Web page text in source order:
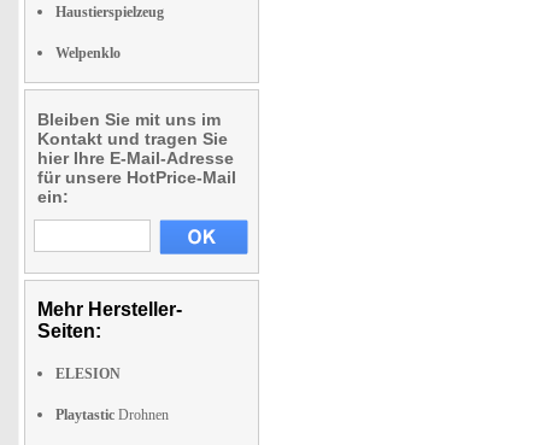
Haustierspielzeug
Welpenklo
Bleiben Sie mit uns im
Kontakt und tragen Sie
hier Ihre E-Mail-Adresse
für unsere HotPrice-Mail
ein:
Mehr Hersteller-
Seiten:
ELESION
Playtastic Drohnen